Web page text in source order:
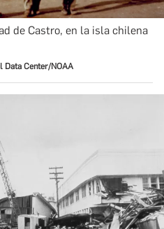
de Castro, en la isla chilena
Data Center/NOAA